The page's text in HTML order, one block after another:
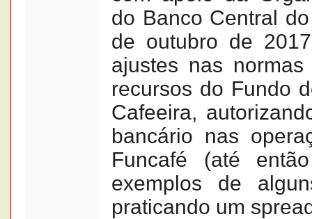
do Banco Central
de outubro de
ajustes nas
recursos do Fundo
Cafeeira,
bancário nas
Funcafé (até
exemplos de
praticando um